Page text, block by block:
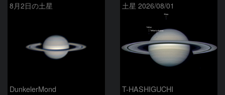
8月2日の土星
DunkelerMond
土星 2026/08/01
T-HASHIGUCHI